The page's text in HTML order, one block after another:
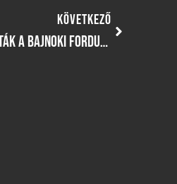
KÖVETKEZŐ
AZ IFIK GYŐZELEMMEL, A SERDÜLŐK EZÚTTAL VERESÉGGEL ZÁRTÁK A BAJNOKI FORDULÓT